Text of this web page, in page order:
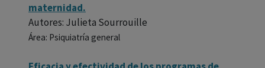
maternidad.
Autores: Julieta Sourrouille
Área: Psiquiatría general